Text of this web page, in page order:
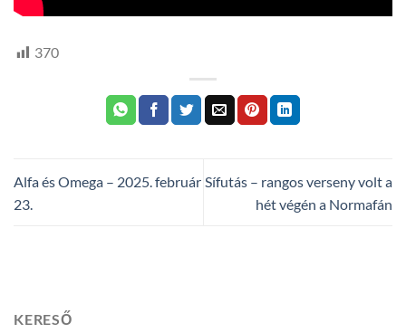
370
Alfa és Omega – 2025. február
23.
Sífutás – rangos verseny volt a
hét végén a Normafán
KERESŐ